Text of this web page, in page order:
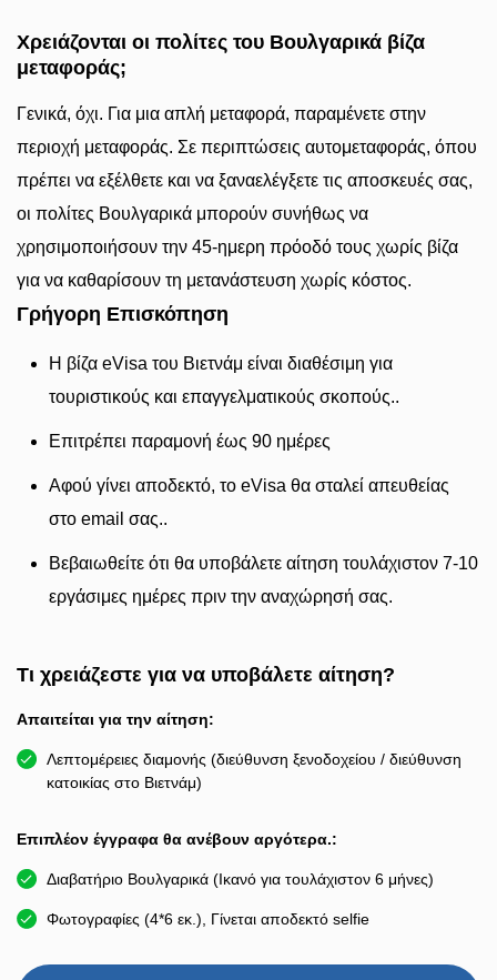
Χρειάζονται οι πολίτες του Βουλγαρικά βίζα
μεταφοράς;
Γενικά, όχι. Για μια απλή μεταφορά, παραμένετε στην
περιοχή μεταφοράς. Σε περιπτώσεις αυτομεταφοράς, όπου
πρέπει να εξέλθετε και να ξαναελέγξετε τις αποσκευές σας,
οι πολίτες Βουλγαρικά μπορούν συνήθως να
χρησιμοποιήσουν την 45-ημερη πρόοδό τους χωρίς βίζα
για να καθαρίσουν τη μετανάστευση χωρίς κόστος.
Γρήγορη Επισκόπηση
Η βίζα eVisa του Βιετνάμ είναι διαθέσιμη για
τουριστικούς και επαγγελματικούς σκοπούς..
Επιτρέπει παραμονή έως 90 ημέρες
Αφού γίνει αποδεκτό, το eVisa θα σταλεί απευθείας
στο email σας..
Βεβαιωθείτε ότι θα υποβάλετε αίτηση τουλάχιστον 7-10
εργάσιμες ημέρες πριν την αναχώρησή σας.
Τι χρειάζεστε για να υποβάλετε αίτηση?
Απαιτείται για την αίτηση:
Λεπτομέρειες διαμονής (διεύθυνση ξενοδοχείου / διεύθυνση
κατοικίας στο Βιετνάμ)
Επιπλέον έγγραφα θα ανέβουν αργότερα.:
Διαβατήριο Βουλγαρικά (Ικανό για τουλάχιστον 6 μήνες)
Φωτογραφίες (4*6 εκ.), Γίνεται αποδεκτό selfie